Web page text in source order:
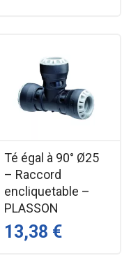
Té égal à 90° Ø25
– Raccord
encliquetable –
PLASSON
13,38 €